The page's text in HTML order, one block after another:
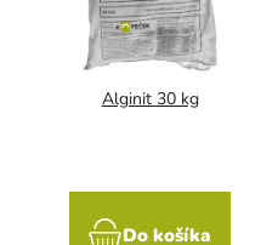
Alginit 30 kg
Do košíka